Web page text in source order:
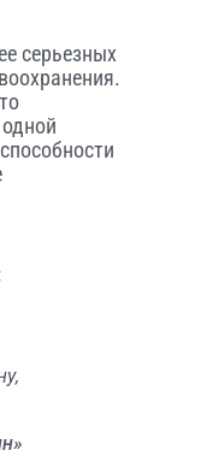
серьезных